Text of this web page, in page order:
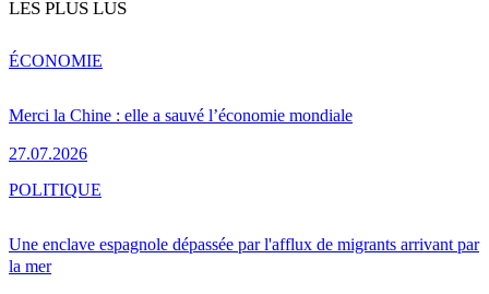
LES PLUS LUS
Merci la Chine : elle a sauvé l’économie mondiale
27.07.2026
ÉCONOMIE
Une enclave espagnole dépassée par l'afflux de migrants arrivant par
la mer
POLITIQUE